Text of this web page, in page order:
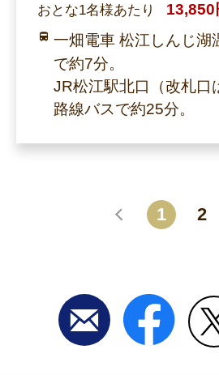
おとな1名様あたり
13,850
一畑電車 松江しんじ湖
で約7分。
JR松江駅北口（改札口
路線バスで約25分。
戻る
1 2